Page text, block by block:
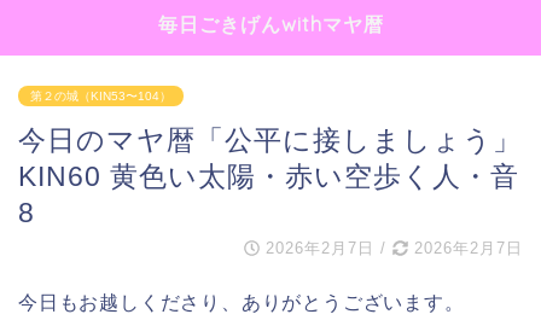
毎日ごきげんwithマヤ暦
第２の城（KIN53〜104）
今日のマヤ暦「公平に接しましょう」
KIN60 黄色い太陽・赤い空歩く人・音
8
2026年2月7日 / 2026年2月7日
今日もお越しくださり、ありがとうございます。